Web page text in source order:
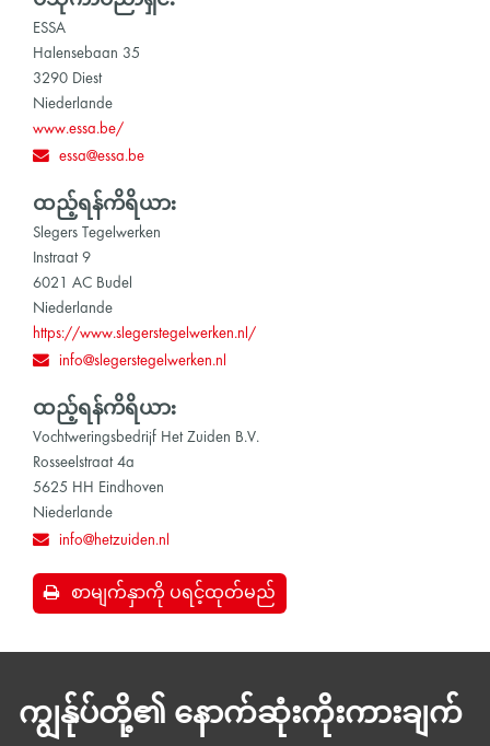
ESSA
Halensebaan 35
3290 Diest
Niederlande
www.essa.be/
essa@essa.be
ထည့်ရန်ကိရိယာ:
Slegers Tegelwerken
Instraat 9
6021 AC Budel
Niederlande
https://www.slegerstegelwerken.nl/
info@slegerstegelwerken.nl
ထည့်ရန်ကိရိယာ:
Vochtweringsbedrijf Het Zuiden B.V.
Rosseelstraat 4a
5625 HH Eindhoven
Niederlande
info@hetzuiden.nl
စာမျက်နှာကို ပရင့်ထုတ်မည်
ကျွန်ုပ်တို့၏ နောက်ဆုံးကိုးကားချက်